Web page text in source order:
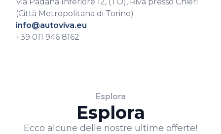
(Città Metropolitana di Torino)
info@autoviva.eu
+39 011 946 8162
Esplora
Esplora
Ecco alcune delle nostre ultime offerte!